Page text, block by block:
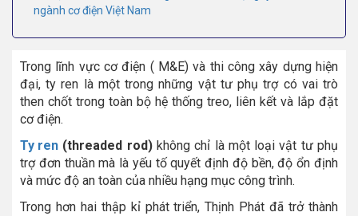
ngành cơ điện Việt Nam
Trong lĩnh vực cơ điện ( M&E) và thi công xây dựng hiện
đại, ty ren là một trong những vật tư phụ trợ có vai trò
then chốt trong toàn bộ hệ thống treo, liên kết và lắp đặt
cơ điện.
Ty ren (threaded rod)không chỉ là một loại vật tư phụ
trợ đơn thuần mà là yếu tố quyết định độ bền, độ ổn định
và mức độ an toàn của nhiều hạng mục công trình.
Trong hơn hai thập kỉ phát triển, Thịnh Phát đã trở thành